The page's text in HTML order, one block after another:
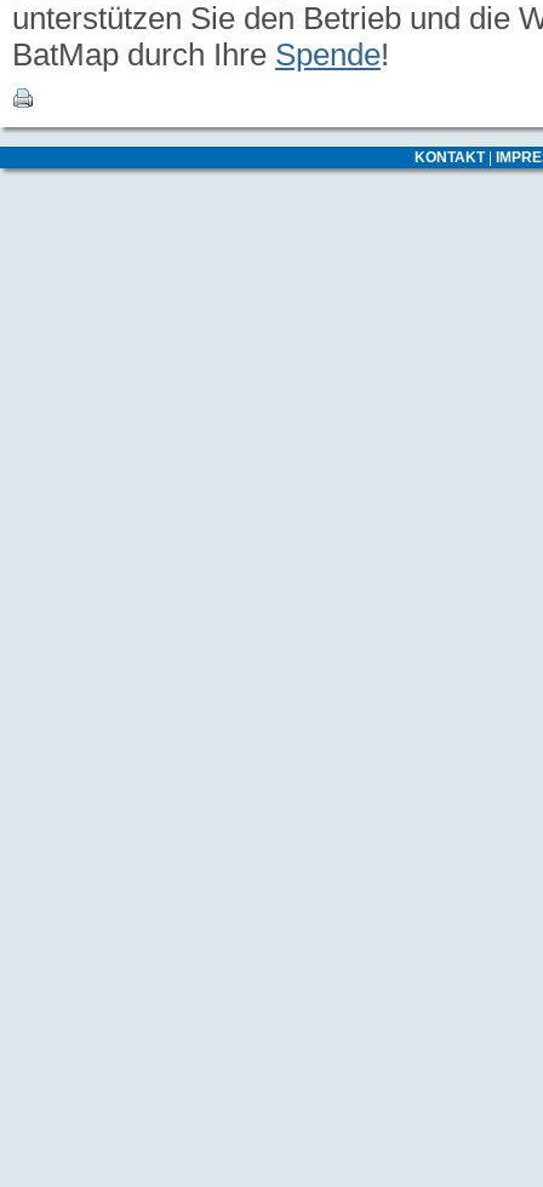
unterstützen Sie den Betrieb und die
BatMap durch Ihre Spende!
KONTAKT|